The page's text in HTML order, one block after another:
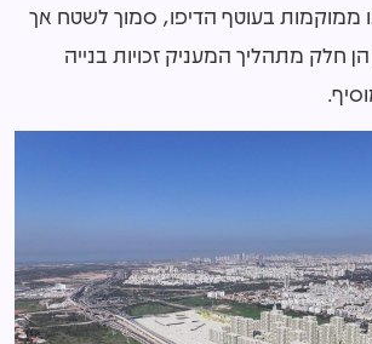
ממוקמות בעוטף הדיפו, סמוך לשטח אך
חלק מתהליך המעניק זכויות בנייה